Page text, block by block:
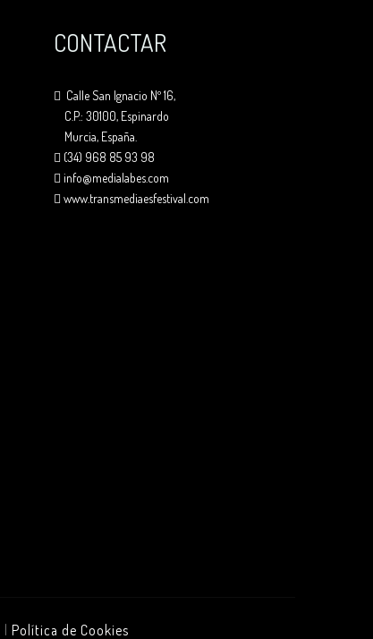
CONTACTAR
Calle San Ignacio Nº 16,
C.P.: 30100, Espinardo
Murcia, España.
(34) 968 85 93 98
info@medialabes.com
www.transmediaesfestival.com
| Política de Cookies